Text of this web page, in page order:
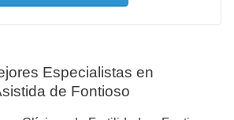
Especialistas en
de Fontioso